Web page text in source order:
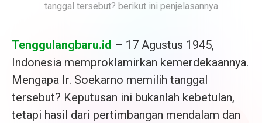
tanggal tersebut? berikut ini penjelasannya
Tenggulangbaru.id – 17 Agustus 1945,
Indonesia memproklamirkan kemerdekaannya.
Mengapa Ir. Soekarno memilih tanggal
tersebut? Keputusan ini bukanlah kebetulan,
tetapi hasil dari pertimbangan mendalam dan